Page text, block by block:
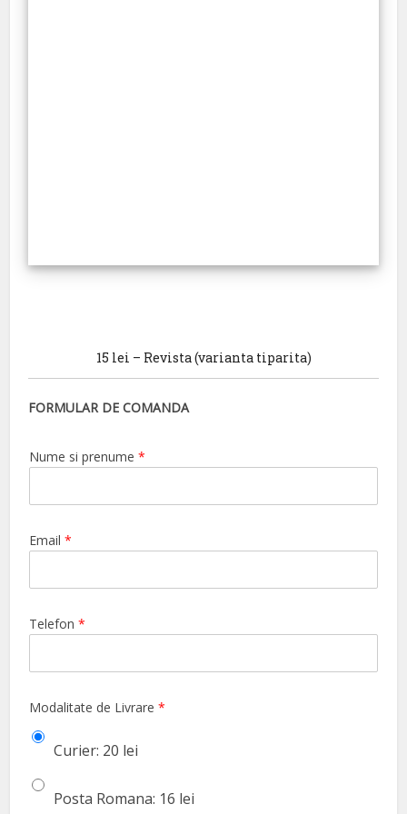
15 lei – Revista (varianta tiparita)
FORMULAR DE COMANDA
Nume si prenume*
Email*
Telefon*
Modalitate de Livrare*
Curier: 20 lei
Posta Romana: 16 lei